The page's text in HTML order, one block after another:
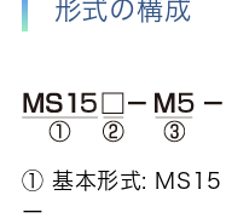
形式の構成
① 基本形式: MS15
ー